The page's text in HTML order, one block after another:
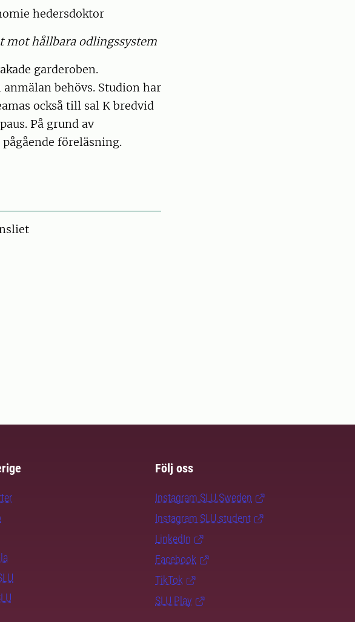
hedersdoktor
mot hållbara odlingssystem
garderoben.
behövs. Studion har
också till sal K bredvid
På grund av
föreläsning.
Följ oss
Instagram SLU.Sweden
Instagram SLU.student
LinkedIn
Facebook
TikTok
SLU Play